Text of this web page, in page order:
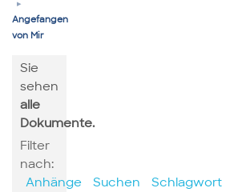
▸
Angefangen
von Mir
Sie
sehen
alle
Dokumente.
Filter
nach:
Anhänge
Suchen Schlagwort